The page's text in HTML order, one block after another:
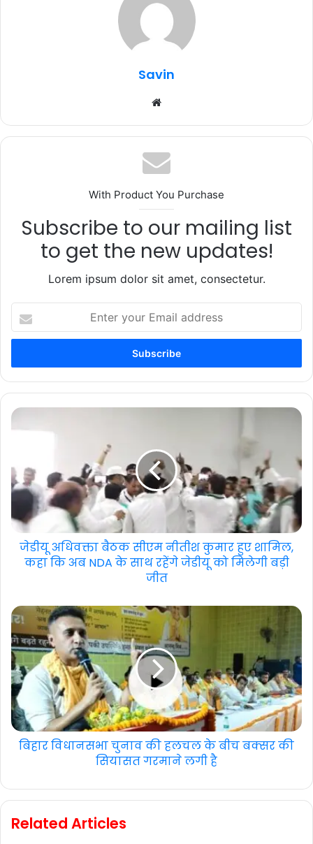
p
Savin
With Product You Purchase
Subscribe to our mailing list
to get the new updates!
Lorem ipsum dolor sit amet, consectetur.
your
Email
जेडीयू अधिवक्ता बैठक सीएम नीतीश कुमार हुए शामिल,
कहा कि अब NDA के साथ रहेंगे जेडीयू को मिलेगी बड़ी
जीत
बिहार विधानसभा चुनाव की हलचल के बीच बक्सर की
सियासत गरमाने लगी है
Related Articles